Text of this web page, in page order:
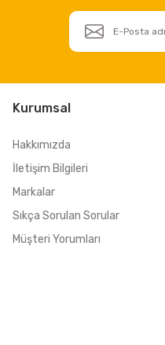
Kurumsal
Hakkımızda
İletişim Bilgileri
Markalar
Sıkça Sorulan Sorular
Müşteri Yorumları